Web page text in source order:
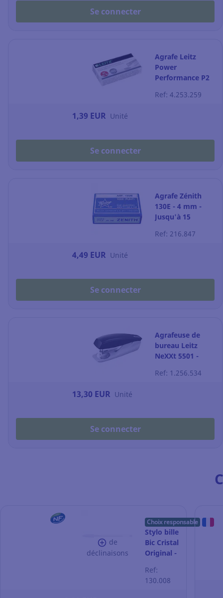
Se connecter
Agrafe Leitz
Power
Performance P2
boîte de 1000
Ref: 4.253.259
1,39 EUR Unité
Se connecter
Agrafe Zénith
130E - 4 mm -
Jusqu'à 15
1000
Ref: 216.847
4,49 EUR Unité
Se connecter
Agrafeuse de
bureau Leitz
NeXXt 5501 -
feuilles - noire
Ref: 1.256.534
13,30 EUR Unité
Se connecter
de
déclinaisons
Choix responsable
Stylo bille
Bic Cristal
Original -
moyenne
- bleu
Ref:
130.008